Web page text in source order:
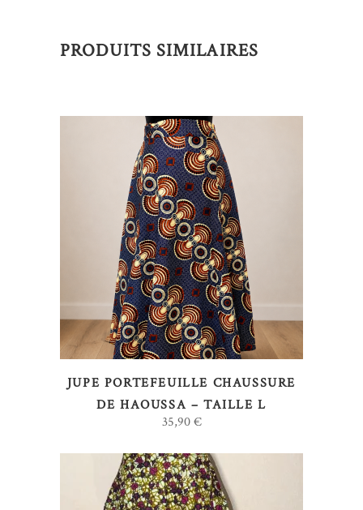
PRODUITS SIMILAIRES
AJOUTER AU PANIER
JUPE PORTEFEUILLE CHAUSSURE
DE HAOUSSA – TAILLE L
35,90€